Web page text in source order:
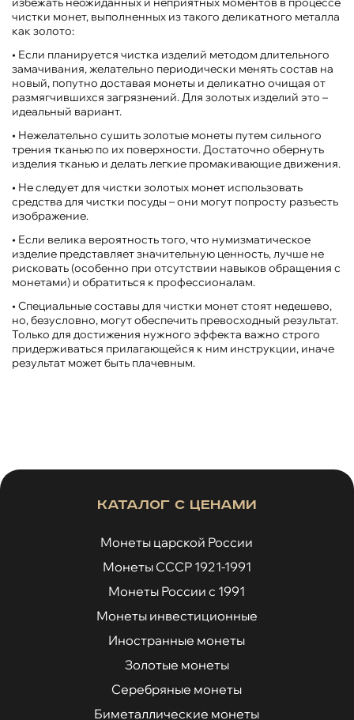
чистки монет, выполненных из такого деликатного металла
как золото:
• Если планируется чистка изделий методом длительного
замачивания, желательно периодически менять состав на
новый, попутно доставая монеты и деликатно очищая от
размягчившихся загрязнений. Для золотых изделий это –
идеальный вариант.
• Нежелательно сушить золотые монеты путем сильного
трения тканью по их поверхности. Достаточно обернуть
изделия тканью и делать легкие промакивающие движения.
• Не следует для чистки золотых монет использовать
средства для чистки посуды – они могут попросту разъесть
изображение.
• Если велика вероятность того, что нумизматическое
изделие представляет значительную ценность, лучше не
рисковать (особенно при отсутствии навыков обращения с
монетами) и обратиться к профессионалам.
• Специальные составы для чистки монет стоят недешево,
но, безусловно, могут обеспечить превосходный результат.
Только для достижения нужного эффекта важно строго
придерживаться прилагающейся к ним инструкции, иначе
результат может быть плачевным.
Каталог с ценами
Монеты царской России
Монеты СССР 1921-1991
Монеты России с 1991
Монеты инвестиционные
Иностранные монеты
Золотые монеты
Серебряные монеты
Биметаллические монеты